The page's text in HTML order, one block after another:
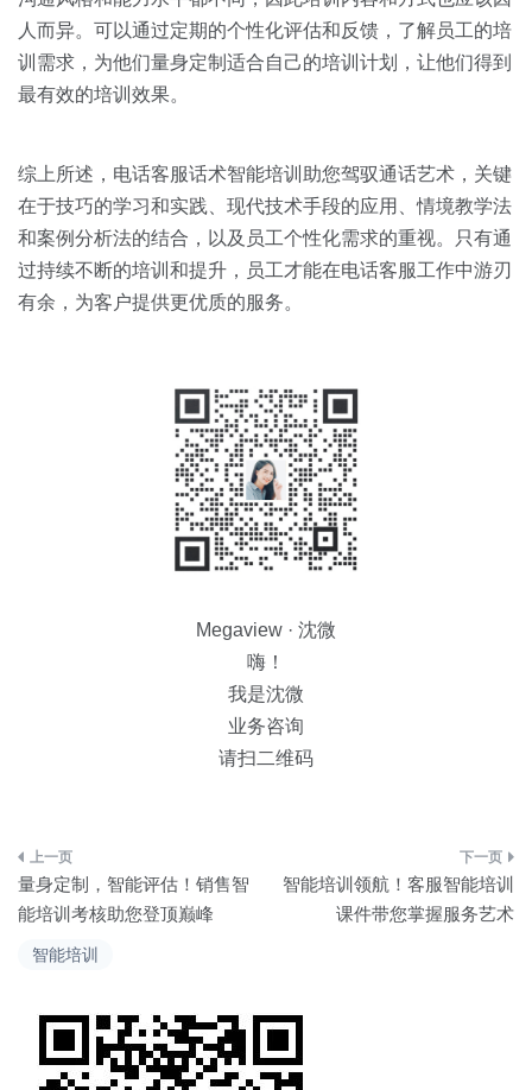
智能培训
人而异。可以通过定期的个性化评估和反馈，了解员工的培
训需求，为他们量身定制适合自己的培训计划，让他们得到
最有效的培训效果。
综上所述，电话客服话术智能培训助您驾驭通话艺术，关键
在于技巧的学习和实践、现代技术手段的应用、情境教学法
和案例分析法的结合，以及员工个性化需求的重视。只有通
过持续不断的培训和提升，员工才能在电话客服工作中游刃
有余，为客户提供更优质的服务。
Megaview · 沈微
嗨！
我是沈微
业务咨询
请扫二维码
文
章
导
量身定制，智能评估！销售智
能培训考核助您登顶巅峰
智能培训领航！客服智能培训
课件带您掌握服务艺术